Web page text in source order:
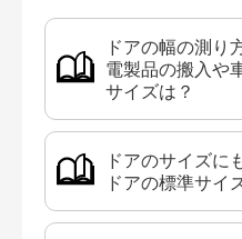
ドアの幅の測
電製品の搬入や
サイズは？
ドアのサイズに
ドアの標準サイ